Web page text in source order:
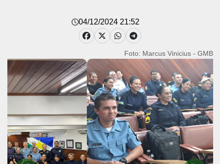
04/12/2024 21:52
Foto: Marcus Vinicius - GMB